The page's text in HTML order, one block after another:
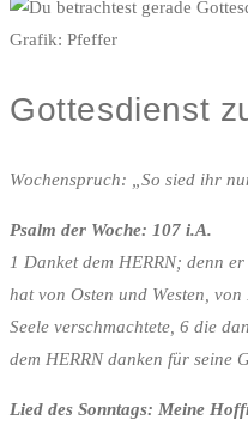
Grafik: Pfeffer
Gottesdienst
Wochenspruch: „So sied ihr
Psalm der Woche: 107 i.A.
1 Danket dem HERRN; denn
hat von Osten und Westen,
Seele verschmachtete, 6 die
dem HERRN danken für seine
Lied des Sonntags: Meine